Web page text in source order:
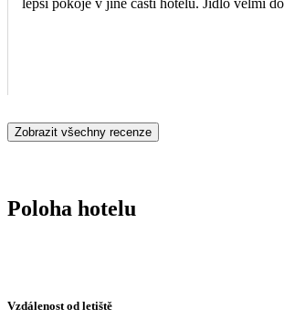
Zobrazit všechny recenze
Poloha hotelu
Vzdálenost od letiště